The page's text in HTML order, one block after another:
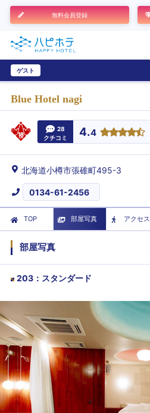
無料会員登録
ゲスト
Blue Hotel nagi
28
クチコミ
4.4
北海道小樽市張碓町495-3
0134-61-2456
TOP 部屋写真 アクセス
部屋写真
203 ： スタンダード